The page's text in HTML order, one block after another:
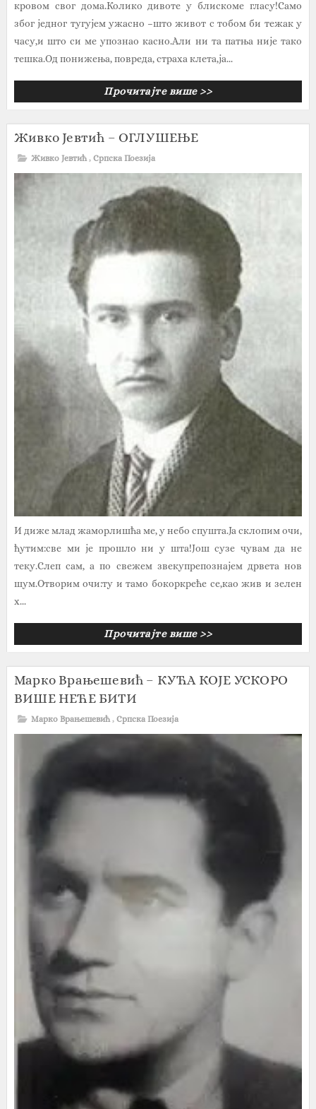
кровом свог дома.Колико дивоте у блискоме гласу!Само
због једног тугујем ужасно –што живот с тобом би тежак у
часу,и што си ме упознао касно.Али ни та патња није тако
тешка.Од понижења, повреда, страха клета,ја...
Прочитајте више >>
Живко Јевтић – ОГЛУШЕЊЕ
Живко Јевтић , Српска Поезија
И диже млад жаморлишћа ме, у небо спушта.Ја склопим очи,
ћутим:све ми је прошло ни у шта!Још сузе чувам да не
теку.Слеп сам, а по свежем звекупрепознајем дрвета нов
шум.Отворим очи:ту и тамо бокоркреће се,као жив и зелен
х...
Прочитајте више >>
Марко Врањешевић – КУЋА КОЈЕ УСКОРО
ВИШЕ НЕЋЕ БИТИ
Марко Врањешевић , Српска Поезија